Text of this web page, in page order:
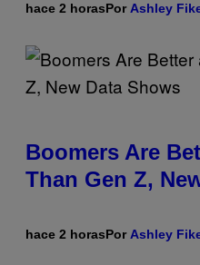
hace 2 horasPorAshley
Boomers Are
Than Gen Z,
hace 2 horasPorAshley